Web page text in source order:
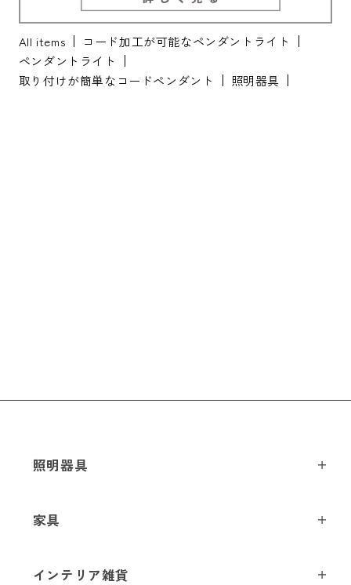
All items
コード加工が可能なペンダントライト
ペンダントライト
取り付けが簡単なコードペンダント
照明器具
照明器具
シーリングライト
家具
インテリア雑貨